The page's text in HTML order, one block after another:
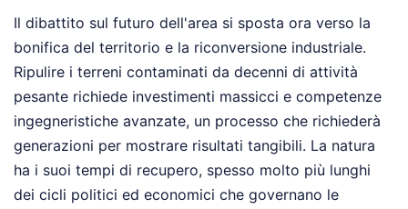
Il dibattito sul futuro dell'area si sposta ora verso la
bonifica del territorio e la riconversione industriale.
Ripulire i terreni contaminati da decenni di attività
pesante richiede investimenti massicci e competenze
ingegneristiche avanzate, un processo che richiederà
generazioni per mostrare risultati tangibili. La natura
ha i suoi tempi di recupero, spesso molto più lunghi
dei cicli politici ed economici che governano le